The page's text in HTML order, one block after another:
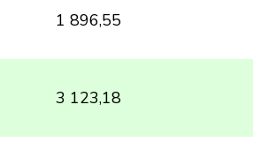
1 896,55
3 123,18